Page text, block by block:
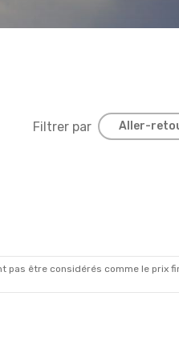
Filtrer par Aller-
être considérés comme le prix